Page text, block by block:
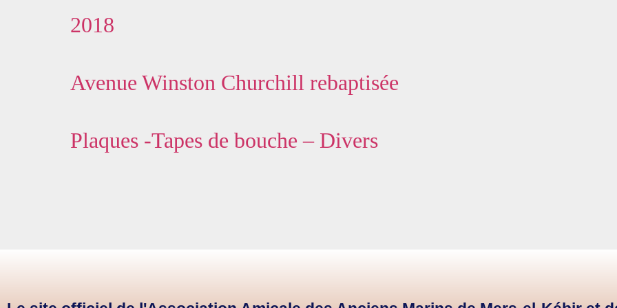
2018
Avenue Winston Churchill rebaptisée
Plaques -Tapes de bouche – Divers